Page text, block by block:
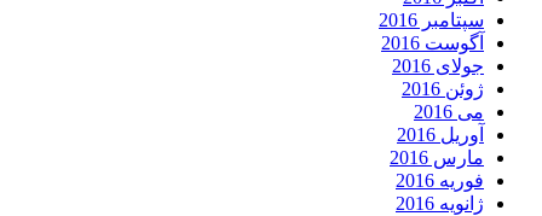
سپتامبر 2016
آگوست 2016
جولای 2016
ژوئن 2016
می 2016
آوریل 2016
مارس 2016
فوریه 2016
ژانویه 2016